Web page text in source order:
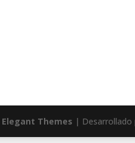
Elegant Themes | Desarrollado